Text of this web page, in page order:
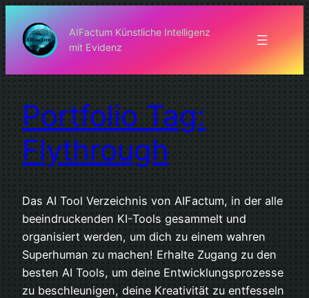
Inhalt
springen
AIFactum Künstliche Intelligenz
mit Evidenz
Portfolio Tag:
Flythrough
Das AI Tool Verzeichnis von AIFactum, in der alle
beeindruckenden KI-Tools gesammelt und
organisiert werden, um dich zu einem wahren
Superhuman zu machen! Erhalte Zugang zu den
besten AI Tools, um deine Entwicklungsprozesse
zu beschleunigen, deine Kreativität zu entfesseln